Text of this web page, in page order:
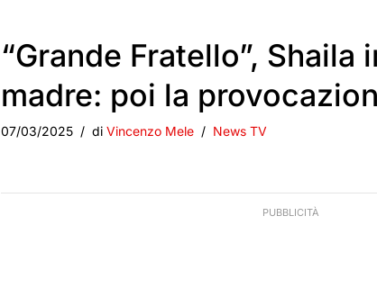
“Grande Fratello”, Shaila
madre: poi la
07/03/2025 di Vincenzo Mele News TV